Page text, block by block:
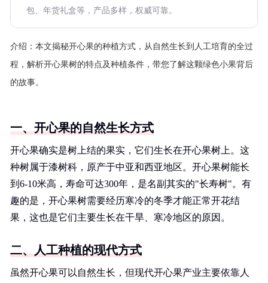
包、年货礼盒等，产品多样，权威可靠。
介绍： 本文揭秘开心果的种植方式，从自然生长到人工培育的全过
程，解析开心果树的特点及种植条件，带您了解这颗绿色小果背后
的故事。
一、开心果的自然生长方式
开心果确实是树上结的果实，它们生长在开心果树上。这
种树属于漆树科，原产于中亚和西亚地区。开心果树能长
到6-10米高，寿命可达300年，是名副其实的"长寿树"。有
趣的是，开心果树需要经历寒冷的冬季才能正常开花结
果，这也是它们主要生长在干旱、寒冷地区的原因。
二、人工种植的现代方式
虽然开心果可以自然生长，但现代开心果产业主要依靠人